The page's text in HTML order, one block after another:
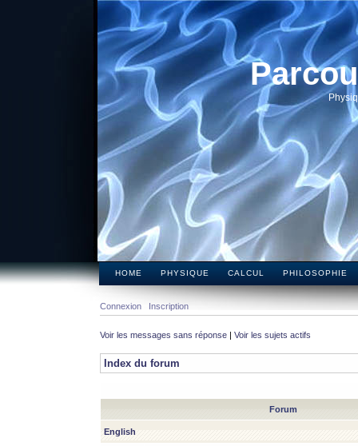
HOME PHYSIQUE CALCUL PHILOSOPHIE
Connexion Inscription
Voir les messages sans réponse | Voir les sujets actifs
Index du forum
Forum
English